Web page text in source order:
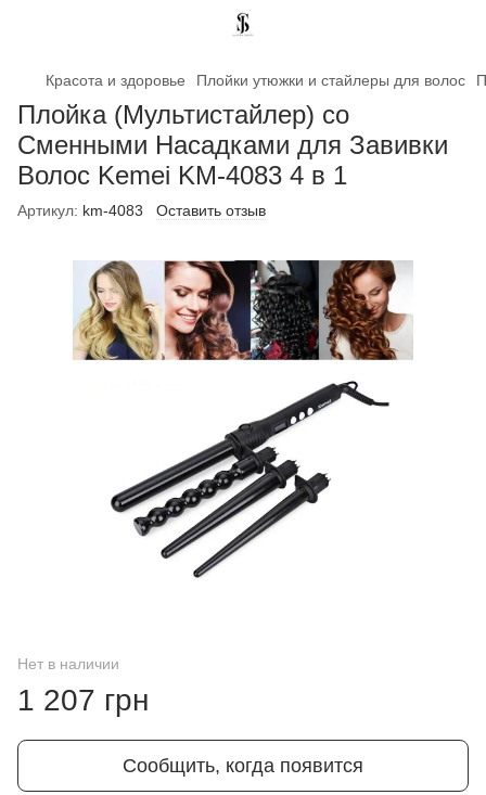
Красота и здоровье Плойки утюжки и стайлеры для волос
Плойка (Мультистайлер) со
Сменными Насадками для Завивки
Волос Kemei KM-4083 4 в 1
Артикул: km-4083 Оставить отзыв
Нет в наличии
1 207 грн
Сообщить, когда появится